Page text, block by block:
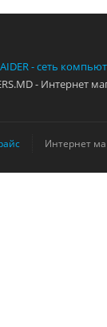
- сеть
- Интернет
Интернет